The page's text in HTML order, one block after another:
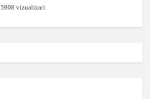
5908 vizualizari